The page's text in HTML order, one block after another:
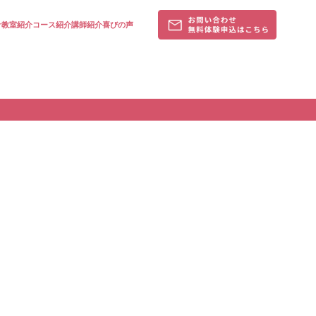
教室紹介コース紹介講師紹介喜びの声